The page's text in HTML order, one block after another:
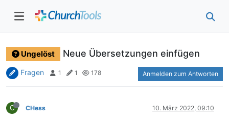
Ungelöst Neue Übersetzungen einfügen
Fragen 1 1 178 Anmelden zum Antworten
C CHess 10. März 2022, 09:10